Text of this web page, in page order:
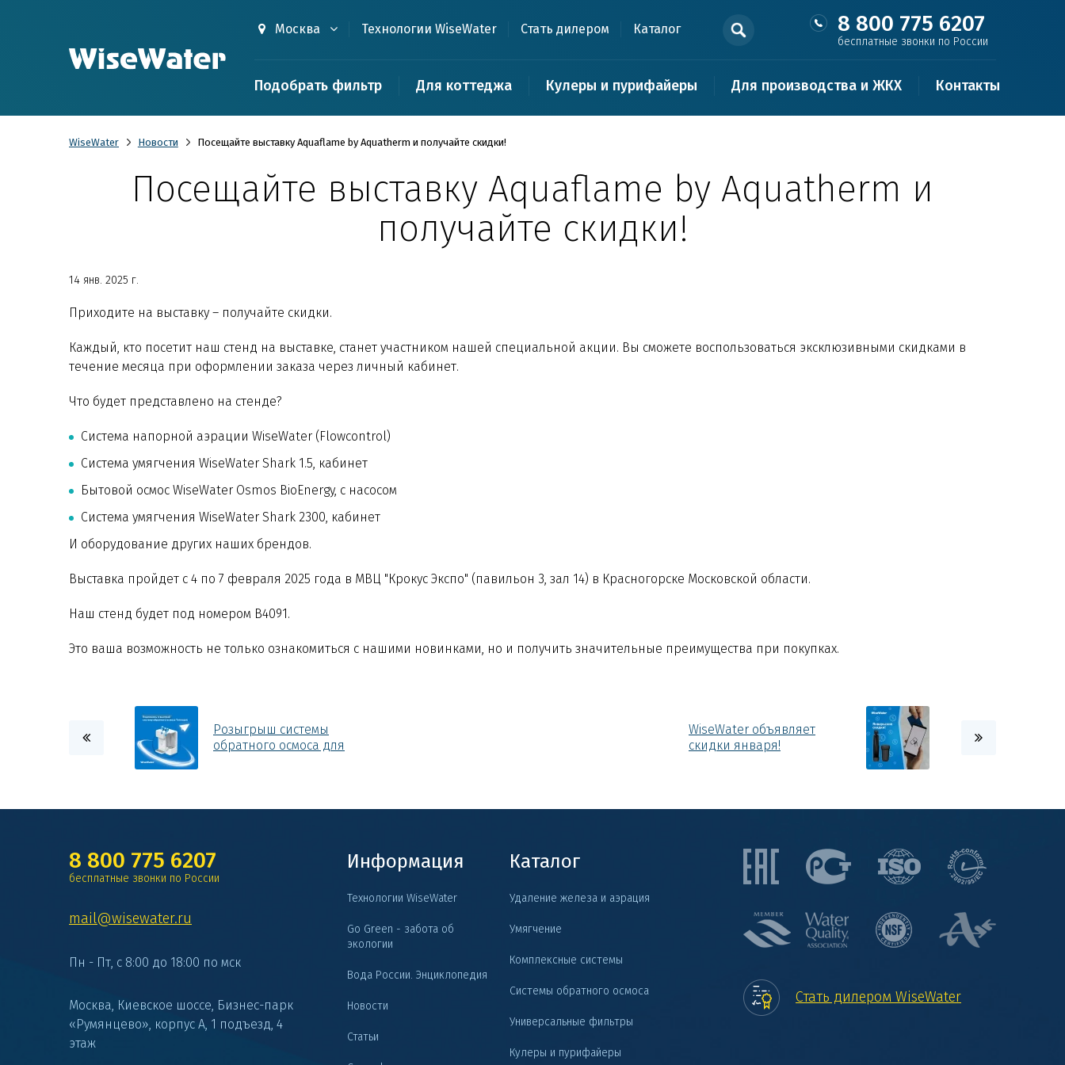
Москва Технологии WiseWater Стать дилером Каталог 8 800 775 6207
бесплатные звонки по России
Подобрать фильтр Для коттеджа Кулеры и пурифайеры Для производства и ЖКХ Контакты
WiseWater Новости Посещайте выставку Aquaflame by Aquatherm и получайте скидки!
Посещайте выставку Aquaflame by Aquatherm и
получайте скидки!
14 янв. 2025 г.
Приходите на выставку – получайте скидки.
Каждый, кто посетит наш стенд на выставке, станет участником нашей специальной акции. Вы сможете воспользоваться эксклюзивными скидками в
течение месяца при оформлении заказа через личный кабинет.
Что будет представлено на стенде?
Система напорной аэрации WiseWater (Flowcontrol)
Система умягчения WiseWater Shark 1.5, кабинет
Бытовой осмос WiseWater Osmos BioEnergy, с насосом
Система умягчения WiseWater Shark 2300, кабинет
И оборудование других наших брендов.
Выставка пройдет с 4 по 7 февраля 2025 года в МВЦ "Крокус Экспо" (павильон 3, зал 14) в Красногорске Московской области.
Наш стенд будет под номером B4091.
Это ваша возможность не только ознакомиться с нашими новинками, но и получить значительные преимущества при покупках.
Розыгрыш системы
обратного осмоса для
WiseWater объявляет
скидки января!
8 800 775 6207
бесплатные звонки по России
mail@wisewater.ru
Пн - Пт, с 8:00 до 18:00 по мск
Москва, Киевское шоссе, Бизнес-парк
«Румянцево», корпус А, 1 подъезд, 4
этаж
Информация
Технологии WiseWater
Go Green - забота об
экологии
Вода России. Энциклопедия
Новости
Статьи
Каталог
Удаление железа и аэрация
Умягчение
Комплексные системы
Системы обратного осмоса
Универсальные фильтры
Кулеры и пурифайеры
Стать дилером WiseWater